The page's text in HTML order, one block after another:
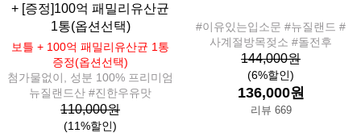
+ [증정]100억 패밀리유산균
1통(옵션선택)
보틀 + 100억 패밀리유산균 1통
증정(옵션선택)
첨가물없이, 성분 100% 프리미엄
뉴질랜드산 #진한우유맛
110,000원
(11%할인)
#이유있는입소문 #뉴질랜드 #
사계절방목젖소 #돌전후
144,000원
(6%할인)
136,000원
리뷰 669